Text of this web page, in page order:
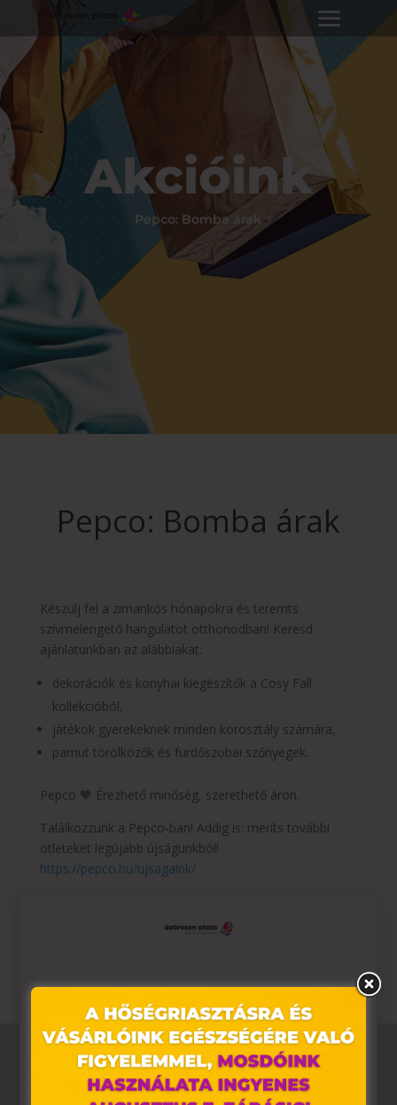
Akcióink
Pepco: Bomba árak
Pepco: Bomba árak
Készülj fel a zimankós hónapokra és teremts
szívmelengető hangulatot otthonodban! Keresd
ajánlatunkban az alábbiakat:
dekorációk és konyhai kiegészítők a Cosy Fall
kollekcióból,
játékok gyerekeknek minden korosztály számára,
pamut törölközők és fürdőszobai szőnyegek.
Pepco 🧡 Érezhető minőség, szerethető áron.
Találkozzunk a Pepco-ban! Addig is: meríts további
ötleteket legújabb újságunkból!
https://pepco.hu/ujsagaink/
erejéig tart. A termékek időszakosan érkeznek
üzleteinkbe és elérhetőségük üzletenként változhat.
Weboldalunkon „cookie"-kat (továbbiakban „süti")
alkalmazunk. Ezek olyan fájlok, melyek információt
tárolnak webes böngészőjében. Ehhez az Ön
hozzájárulása szükséges.